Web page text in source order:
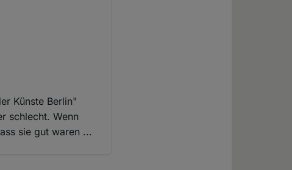
Künste Berlin"
schlecht. Wenn
sie gut waren ...